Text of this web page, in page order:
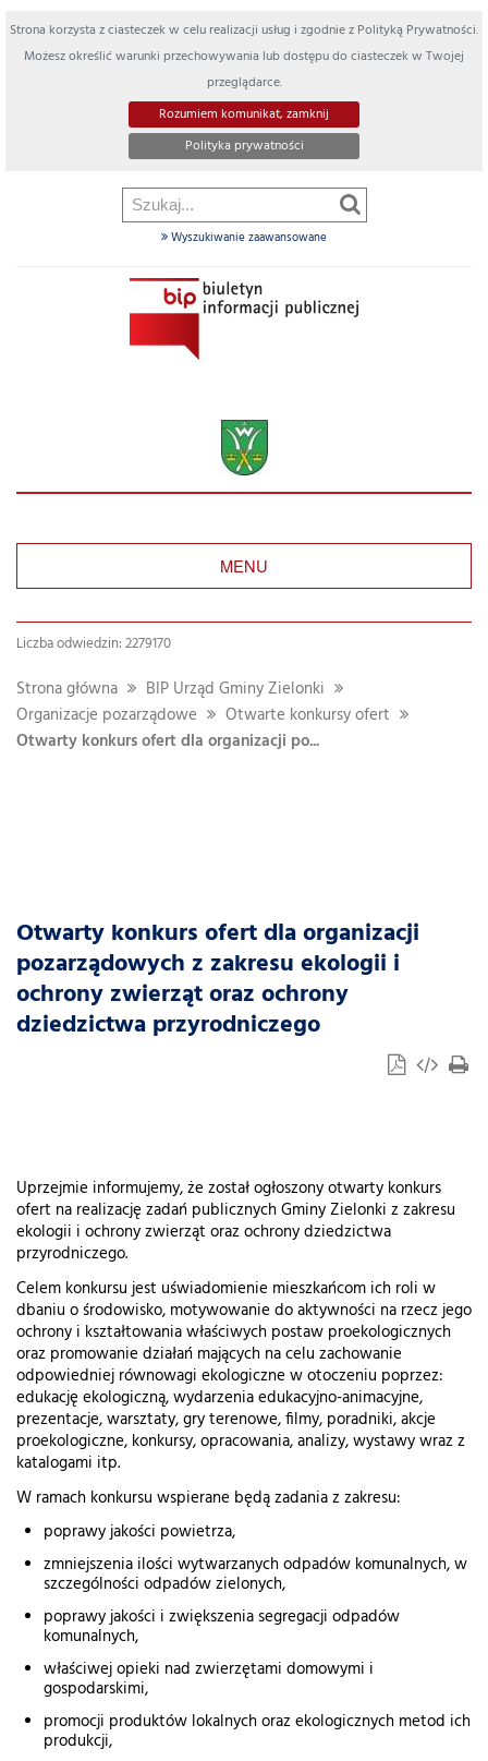
Strona korzysta z ciasteczek w celu realizacji usług i zgodnie z Polityką Prywatności.
Możesz określić warunki przechowywania lub dostępu do ciasteczek w Twojej
przeglądarce.
Rozumiem komunikat, zamknij
Polityka prywatności
Wyszukiwanie zaawansowane
MENU
Liczba odwiedzin: 2279170
Strona główna
BIP Urząd Gminy Zielonki
Organizacje pozarządowe
Otwarte konkursy ofert
Otwarty konkurs ofert dla organizacji po...
Otwarty konkurs ofert dla organizacji
pozarządowych z zakresu ekologii i
ochrony zwierząt oraz ochrony
dziedzictwa przyrodniczego
Uprzejmie informujemy, że został ogłoszony otwarty konkurs
ofert na realizację zadań publicznych Gminy Zielonki z zakresu
ekologii i ochrony zwierząt oraz ochrony dziedzictwa
przyrodniczego.
Celem konkursu jest uświadomienie mieszkańcom ich roli w
dbaniu o środowisko, motywowanie do aktywności na rzecz jego
ochrony i kształtowania właściwych postaw proekologicznych
oraz promowanie działań mających na celu zachowanie
odpowiedniej równowagi ekologiczne w otoczeniu poprzez:
edukację ekologiczną, wydarzenia edukacyjno-animacyjne,
prezentacje, warsztaty, gry terenowe, filmy, poradniki, akcje
proekologiczne, konkursy, opracowania, analizy, wystawy wraz z
katalogami itp.
W ramach konkursu wspierane będą zadania z zakresu:
poprawy jakości powietrza,
zmniejszenia ilości wytwarzanych odpadów komunalnych, w
szczególności odpadów zielonych,
poprawy jakości i zwiększenia segregacji odpadów
komunalnych,
właściwej opieki nad zwierzętami domowymi i
gospodarskimi,
promocji produktów lokalnych oraz ekologicznych metod ich
produkcji,